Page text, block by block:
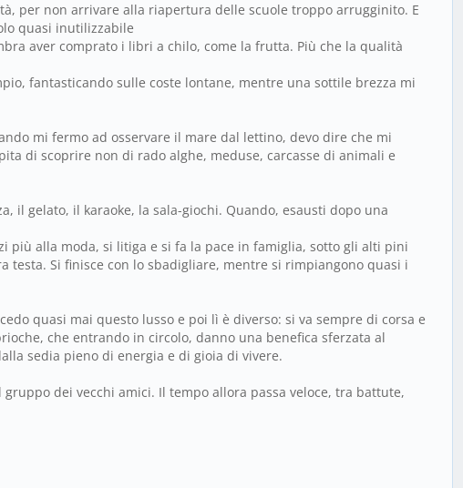
per non arrivare alla riapertura delle scuole troppo arrugginito. E
quasi inutilizzabile
aver comprato i libri a chilo, come la frutta. Più che la qualità
fantasticando sulle coste lontane, mentre una sottile brezza mi
mi fermo ad osservare il mare dal lettino, devo dire che mi
di scoprire non di rado alghe, meduse, carcasse di animali e
il gelato, il karaoke, la sala-giochi. Quando, esausti dopo una
più alla moda, si litiga e si fa la pace in famiglia, sotto gli alti pini
Si finisce con lo sbadigliare, mentre si rimpiangono quasi i
quasi mai questo lusso e poi lì è diverso: si va sempre di corsa e
che entrando in circolo, danno una benefica sferzata al
sedia pieno di energia e di gioia di vivere.
dei vecchi amici. Il tempo allora passa veloce, tra battute,